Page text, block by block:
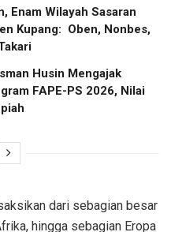
Enam Wilayah Sasaran
Kupang: Oben, Nonbes,
Husin Mengajak
FAPE-PS 2026, Nilai
dari sebagian besar
hingga sebagian Eropa